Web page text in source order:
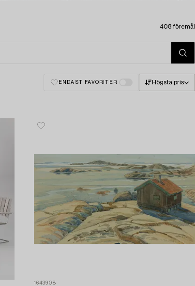
408 föremål
ENDAST FAVORITER Högsta pris
1643908